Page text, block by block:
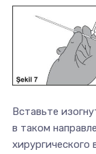
Вставьте
в таком
хирургического